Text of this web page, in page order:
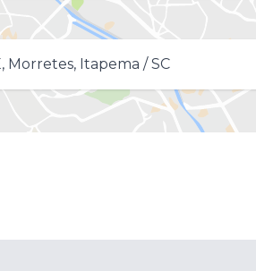
Morretes, Itapema / SC